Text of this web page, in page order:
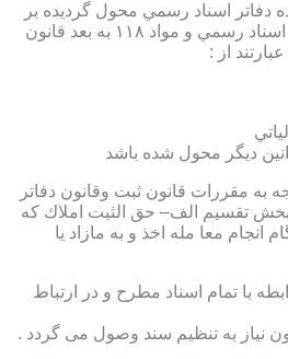
اسناد رسمي محول گرديده بر
اساس ماده ۵۰ قانون دفاتر اسناد رسمي و مواد ۱۱۸ به بعد قانون
از :
به مقررات قانون ثبت وقانون دفاتر
تقسيم الف– حق الثبت املاك كه
انجام معا مله اخذ و به مازاد يا
با تمام اسناد مطرح و در ارتباط
نياز به تنظیم سند وصول می گردد .